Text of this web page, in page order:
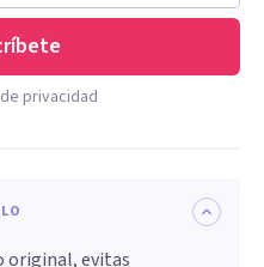
privacidad
original, evitas